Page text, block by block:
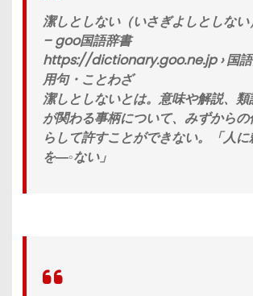
潔しとしない（いさぎよしとしな
– goo国語辞書
https://dictionary.goo.ne.jp › 国語
用句・ことわざ
潔しとしないとは。意味や解説、
が関わる事柄について、みずから
らして許すことができない。「人に
を―◦ない」